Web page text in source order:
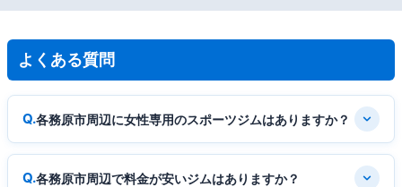
よくある質問
各務原市周辺に女性専用のスポーツジムはありますか？
各務原市周辺で料金が安いジムはありますか？